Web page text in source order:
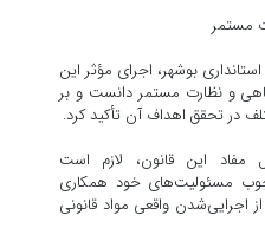
مستمر
بوشهر، اجرای مؤثر این
و نظارت مستمر دانست و بر
در تحقق اهداف آن تأکید کرد.
مفاد این قانون، لازم است
مسئولیت‌های خود همکاری
اجرایی‌شدن واقعی مواد قانونی